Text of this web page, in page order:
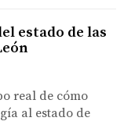
estado de las
real de cómo
al estado de